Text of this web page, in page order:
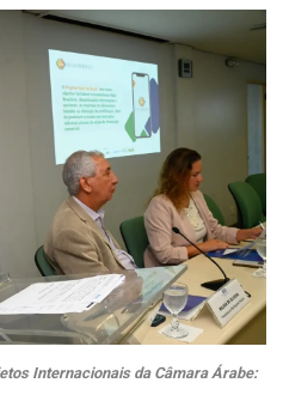
Internacionais da Câmara Árabe: